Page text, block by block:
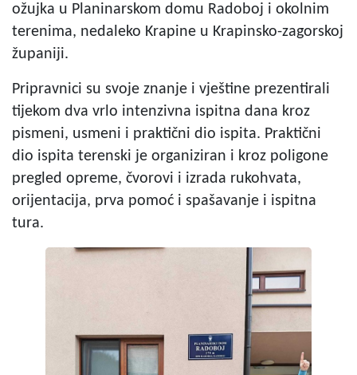
ožujka u Planinarskom domu Radoboj i okolnim
terenima, nedaleko Krapine u Krapinsko-zagorskoj
županiji.
Pripravnici su svoje znanje i vještine prezentirali
tijekom dva vrlo intenzivna ispitna dana kroz
pismeni, usmeni i praktični dio ispita. Praktični
dio ispita terenski je organiziran i kroz poligone
pregled opreme, čvorovi i izrada rukohvata,
orijentacija, prva pomoć i spašavanje i ispitna
tura.